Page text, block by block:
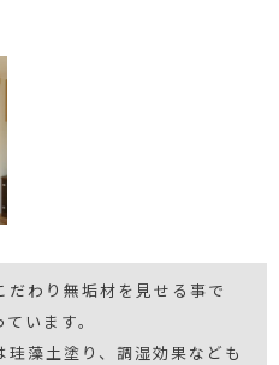
だわり無垢材を見せる事で
います。
藻土塗り、調湿効果なども